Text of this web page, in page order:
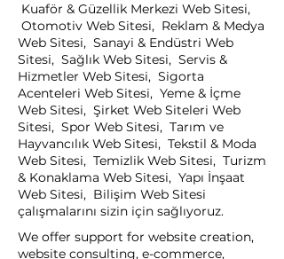
Kuaför & Güzellik Merkezi Web Sitesi,
Otomotiv Web Sitesi, Reklam & Medya
Web Sitesi, Sanayi & Endüstri Web
Sitesi, Sağlık Web Sitesi, Servis &
Hizmetler Web Sitesi, Sigorta
Acenteleri Web Sitesi, Yeme & İçme
Web Sitesi, Şirket Web Siteleri Web
Sitesi, Spor Web Sitesi, Tarım ve
Hayvancılık Web Sitesi, Tekstil & Moda
Web Sitesi, Temizlik Web Sitesi, Turizm
& Konaklama Web Sitesi, Yapı İnşaat
Web Sitesi, Bilişim Web Sitesi
çalışmalarını sizin için sağlıyoruz.
We offer support for website creation,
website consulting, e-commerce,